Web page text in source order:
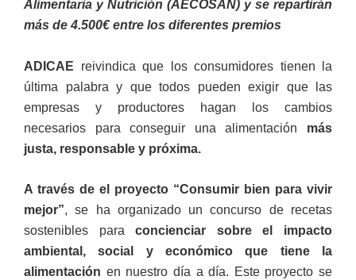
Alimentaria y Nutrición (AECOSAN) y se repartirán
más de 4.500€ entre los diferentes premios
ADICAE reivindica que los consumidores tienen la
última palabra y que todos pueden exigir que las
empresas y productores hagan los cambios
necesarios para conseguir una alimentación más
justa, responsable y próxima.
A través de el proyecto “Consumir bien para vivir
mejor”, se ha organizado un concurso de recetas
sostenibles paraconcienciar sobre el impacto
ambiental, social y económico que tiene la
alimentación en nuestro día a día. Este proyecto se